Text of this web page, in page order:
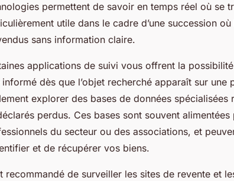
permettent de savoir en temps réel où se
utile dans le cadre d’une succession
sans information claire.
applications de suivi vous offrent la
dès que l’objet recherché apparaît sur une
explorer des bases de données
perdus. Ces bases sont souvent
du secteur ou des associations, et
et de récupérer vos biens.
recommandé de surveiller les sites de revente et